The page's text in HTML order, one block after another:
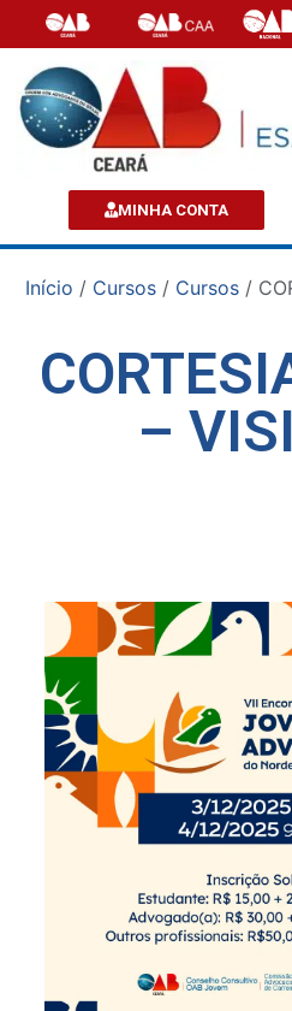
MINHA CONTA
Início / Cursos / Cursos /
–